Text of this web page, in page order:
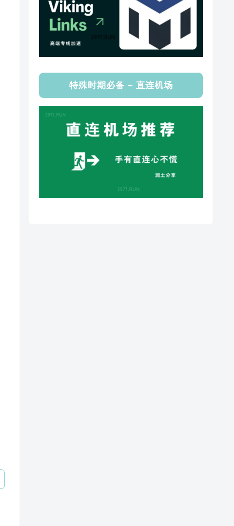
特殊时期必备 – 直连机场